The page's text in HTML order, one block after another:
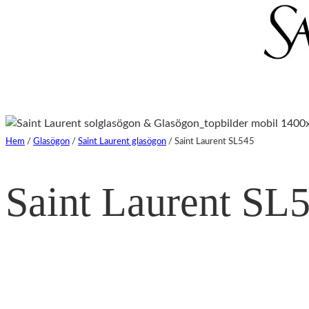
Hem / Glasögon / Saint Laurent glasögon / Saint Laurent SL545
Saint Laurent